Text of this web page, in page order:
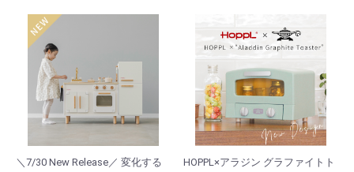
＼7/30 New Release／ 変化する
HOPPL×アラジン グラファイトト